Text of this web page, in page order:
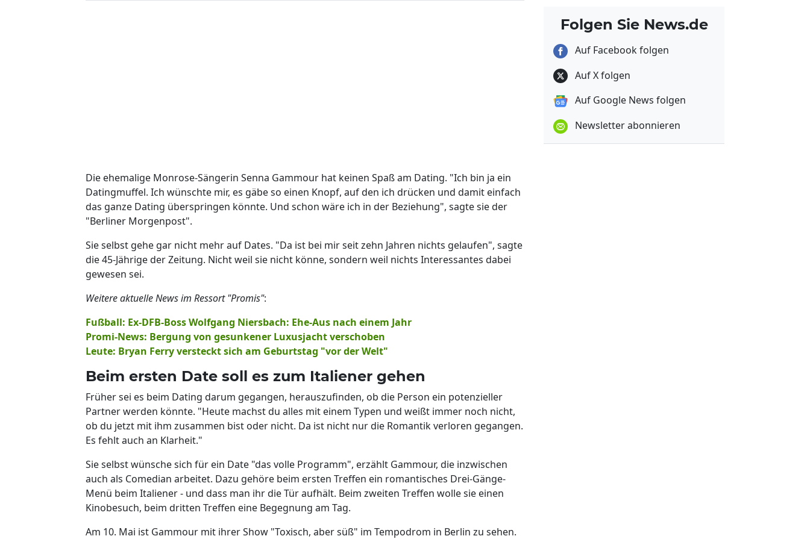
Die ehemalige Monrose-Sängerin Senna Gammour hat keinen Spaß am Dating. "Ich bin ja ein
Datingmuffel. Ich wünschte mir, es gäbe so einen Knopf, auf den ich drücken und damit einfach
das ganze Dating überspringen könnte. Und schon wäre ich in der Beziehung", sagte sie der
"Berliner Morgenpost".
Sie selbst gehe gar nicht mehr auf Dates. "Da ist bei mir seit zehn Jahren nichts gelaufen", sagte
die 45-Jährige der Zeitung. Nicht weil sie nicht könne, sondern weil nichts Interessantes dabei
gewesen sei.
Weitere aktuelle News im Ressort "Promis":
Fußball: Ex-DFB-Boss Wolfgang Niersbach: Ehe-Aus nach einem Jahr
Promi-News: Bergung von gesunkener Luxusjacht verschoben
Leute: Bryan Ferry versteckt sich am Geburtstag "vor der Welt"
Beim ersten Date soll es zum Italiener gehen
Früher sei es beim Dating darum gegangen, herauszufinden, ob die Person ein potenzieller
Partner werden könnte. "Heute machst du alles mit einem Typen und weißt immer noch nicht,
ob du jetzt mit ihm zusammen bist oder nicht. Da ist nicht nur die Romantik verloren gegangen.
Es fehlt auch an Klarheit."
Sie selbst wünsche sich für ein Date "das volle Programm", erzählt Gammour, die inzwischen
auch als Comedian arbeitet. Dazu gehöre beim ersten Treffen ein romantisches Drei-Gänge-
Menü beim Italiener - und dass man ihr die Tür aufhält. Beim zweiten Treffen wolle sie einen
Kinobesuch, beim dritten Treffen eine Begegnung am Tag.
Am 10. Mai ist Gammour mit ihrer Show "Toxisch, aber süß" im Tempodrom in Berlin zu sehen.
Folgen Sie News.de
Auf Facebook folgen
Auf X folgen
Auf Google News folgen
Newsletter abonnieren